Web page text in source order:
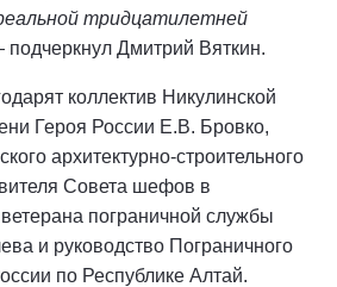
тридцатилетней
Дмитрий Вяткин.
коллектив Никулинской
Героя России Е.В. Бровко,
архитектурно-строительного
Совета шефов в
пограничной службы
и руководство Пограничного
по Республике Алтай.